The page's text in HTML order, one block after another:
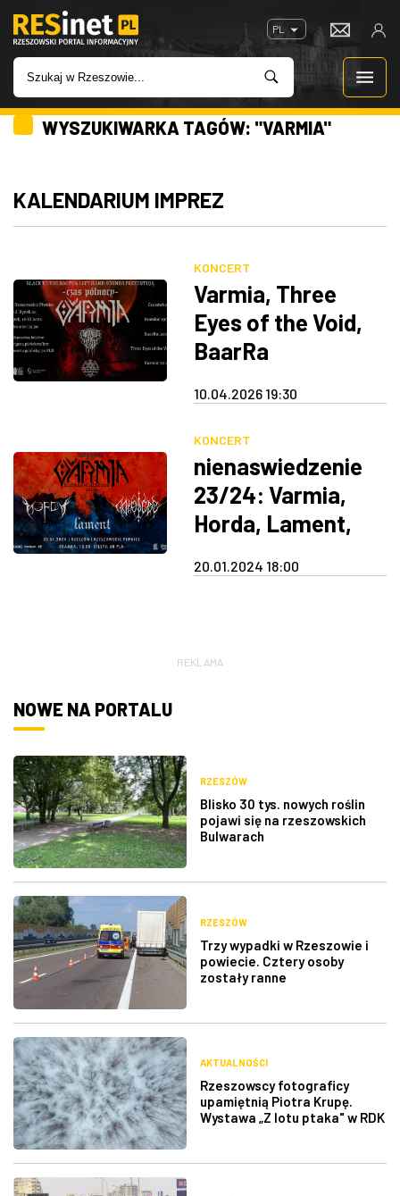
PL
WIADOMOŚCI
ROZRYWKA
W KINACH
GASTRONOMIA
W RZESZOWIE
WYSZUKIWARKA TAGÓW: "VARMIA"
KALENDARIUM IMPREZ
KONCERT
Varmia, Three
Eyes of the Void,
BaarRa
10.04.2026 19:30
KONCERT
nienaswiedzenie
23/24: Varmia,
Horda, Lament,
20.01.2024 18:00
REKLAMA
NOWE NA PORTALU
RZESZÓW
Blisko 30 tys. nowych roślin
pojawi się na rzeszowskich
Bulwarach
RZESZÓW
Trzy wypadki w Rzeszowie i
powiecie. Cztery osoby
zostały ranne
AKTUALNOŚCI
Rzeszowscy fotograficy
upamiętnią Piotra Krupę.
Wystawa „Z lotu ptaka" w RDK